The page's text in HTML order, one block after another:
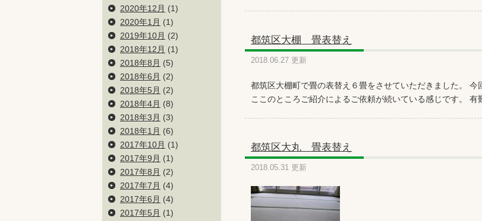
都筑区大棚 畳表替え
2018.06.27 更新
都筑区大棚町で畳の表替え６畳をさせていただきました。 今
ここのところご紹介によるご依頼が続いている感じです。
都筑区大丸 畳表替え
2018.05.31 更新
2020年12月 (1)
2020年1月 (1)
2019年10月 (2)
2018年12月 (1)
2018年8月 (5)
2018年6月 (2)
2018年5月 (2)
2018年4月 (8)
2018年3月 (3)
2018年1月 (6)
2017年10月 (1)
2017年9月 (1)
2017年8月 (2)
2017年7月 (4)
2017年6月 (4)
2017年5月 (1)